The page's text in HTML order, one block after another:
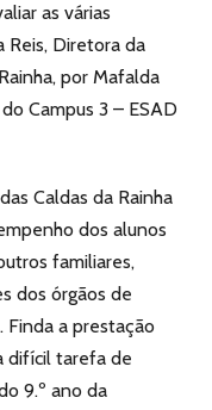
as várias
Diretora da
por Mafalda
Campus 3 – ESAD
Caldas da Rainha
dos alunos
familiares,
dos órgãos de
a prestação
difícil tarefa de
9.º ano da